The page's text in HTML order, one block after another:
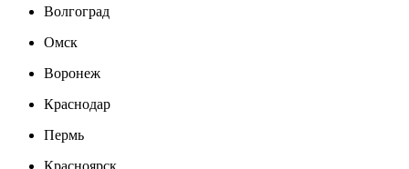
Волгоград
Омск
Воронеж
Краснодар
Пермь
Красноярск